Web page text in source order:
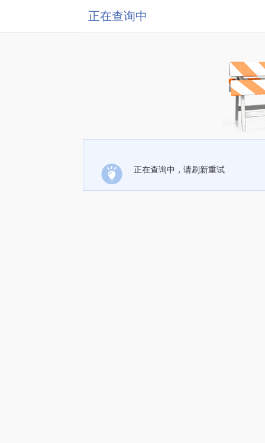
正在查询中
正在查询中，请刷新重试